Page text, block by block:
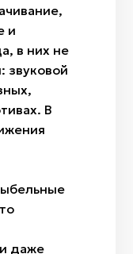
и
в них не
звуковой
В
даже